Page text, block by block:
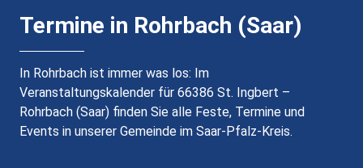
Termine in Rohrbach (Saar)
In Rohrbach ist immer was los: Im
Veranstaltungskalender für 66386 St. Ingbert –
Rohrbach (Saar) finden Sie alle Feste, Termine und
Events in unserer Gemeinde im Saar-Pfalz-Kreis.